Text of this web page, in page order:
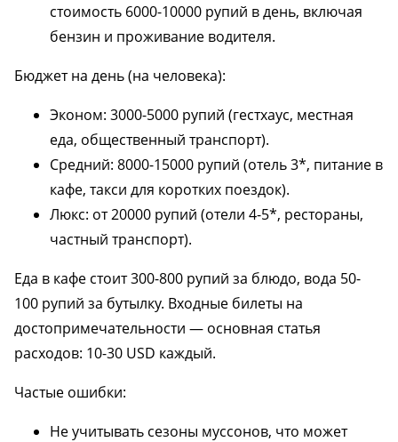
стоимость 6000-10000 рупий в день, включая
бензин и проживание водителя.
Бюджет на день (на человека):
Эконом: 3000-5000 рупий (гестхаус, местная
еда, общественный транспорт).
Средний: 8000-15000 рупий (отель 3*, питание в
кафе, такси для коротких поездок).
Люкс: от 20000 рупий (отели 4-5*, рестораны,
частный транспорт).
Еда в кафе стоит 300-800 рупий за блюдо, вода 50-
100 рупий за бутылку. Входные билеты на
достопримечательности — основная статья
расходов: 10-30 USD каждый.
Частые ошибки:
Не учитывать сезоны муссонов, что может